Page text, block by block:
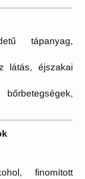
tápanyag,
látás, éjszakai
finomított